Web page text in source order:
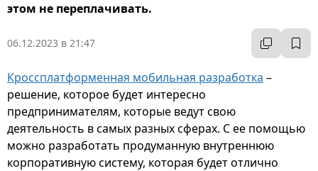
этом не переплачивать.
06.12.2023 в 21:47
Кроссплатформенная мобильная разработка –
решение, которое будет интересно
предпринимателям, которые ведут свою
деятельность в самых разных сферах. С ее помощью
можно разработать продуманную внутреннюю
корпоративную систему, которая будет отлично